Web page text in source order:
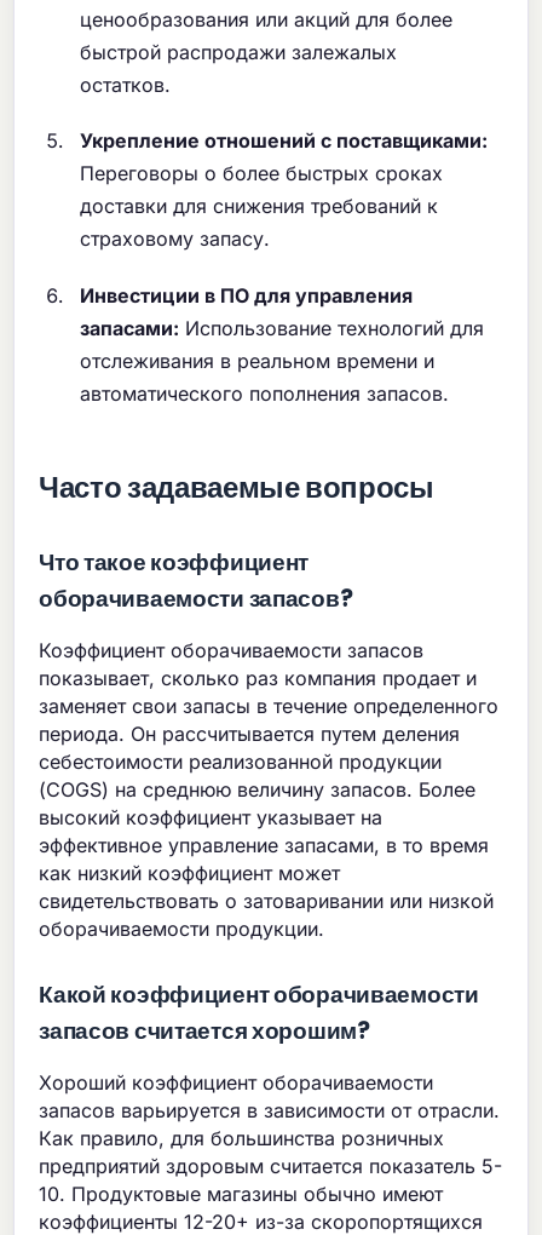
ценообразования или акций для более
быстрой распродажи залежалых
остатков.
Укрепление отношений с поставщиками:
Переговоры о более быстрых сроках
доставки для снижения требований к
страховому запасу.
Инвестиции в ПО для управления
запасами: Использование технологий для
отслеживания в реальном времени и
автоматического пополнения запасов.
Часто задаваемые вопросы
Что такое коэффициент
оборачиваемости запасов?
Коэффициент оборачиваемости запасов
показывает, сколько раз компания продает и
заменяет свои запасы в течение определенного
периода. Он рассчитывается путем деления
себестоимости реализованной продукции
(COGS) на среднюю величину запасов. Более
высокий коэффициент указывает на
эффективное управление запасами, в то время
как низкий коэффициент может
свидетельствовать о затоваривании или низкой
оборачиваемости продукции.
Какой коэффициент оборачиваемости
запасов считается хорошим?
Хороший коэффициент оборачиваемости
запасов варьируется в зависимости от отрасли.
Как правило, для большинства розничных
предприятий здоровым считается показатель 5-
10. Продуктовые магазины обычно имеют
коэффициенты 12-20+ из-за скоропортящихся